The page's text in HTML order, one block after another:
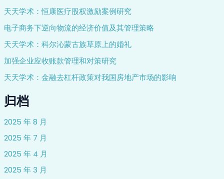
天天学术：恒康医疗股权激励案例研究
电子商务下逆向物流的经济价值及其管理策略
天天学术：科尔沁蒙古族草原上的婚礼
加强企业应收账款管理和对策研究
天天学术：金融去杠杆政策对我国房地产市场的影响
归档
2025 年 8 月
2025 年 7 月
2025 年 4 月
2025 年 3 月